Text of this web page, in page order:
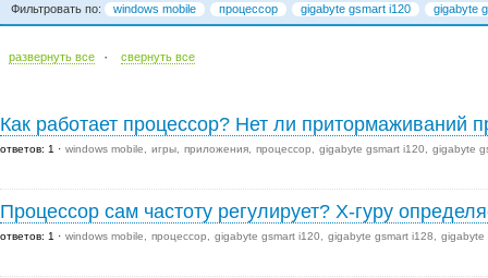
Фильтровать по: windows mobile процессор gigabyte gsmart i120 gigabyte
развернуть все · cвернуть все
Как работает процессор? Нет ли притормаживаний
ответов: 1 windows mobile игры приложения процессор gigabyte gsmart i120 gigabyte
Процессор сам частоту регулирует? Х-гуру
ответов: 1 windows mobile процессор gigabyte gsmart i120 gigabyte gsmart i128 gigabyte